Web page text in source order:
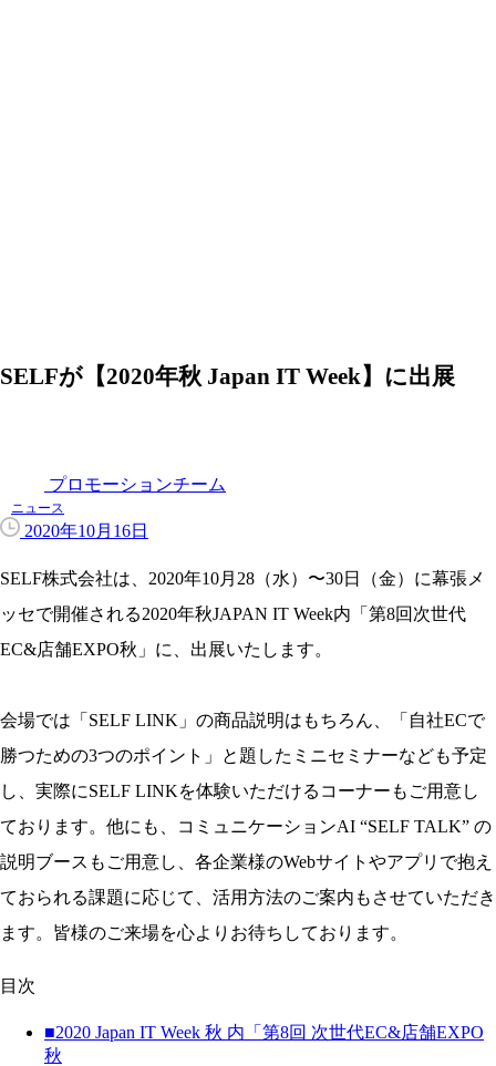
SELFが【2020年秋 Japan IT Week】に出展
プロモーションチーム
ニュース
2020年10月16日
SELF株式会社は、2020年10月28（水）〜30日（金）に幕張メ
ッセで開催される2020年秋JAPAN IT Week内「第8回次世代
EC&店舗EXPO秋」に、出展いたします。
会場では「SELF LINK」の商品説明はもちろん、「自社ECで
勝つための3つのポイント」と題したミニセミナーなども予定
し、実際にSELF LINKを体験いただけるコーナーもご用意し
ております。他にも、コミュニケーションAI “SELF TALK” の
説明ブースもご用意し、各企業様のWebサイトやアプリで抱え
ておられる課題に応じて、活用方法のご案内もさせていただき
ます。皆様のご来場を心よりお待ちしております。
目次
■2020 Japan IT Week 秋 内「第8回 次世代EC&店舗EXPO
秋